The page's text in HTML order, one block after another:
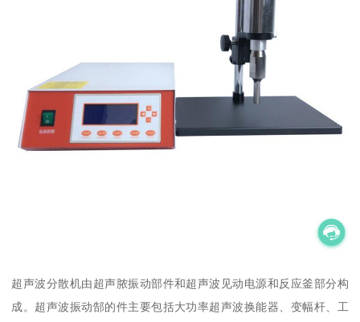
超声波分散机由超声脓振动部件和超声波见动电源和反应釜部分构
成。超声波振动郜的件主要包括大功率超声波换能器、变幅杆、工